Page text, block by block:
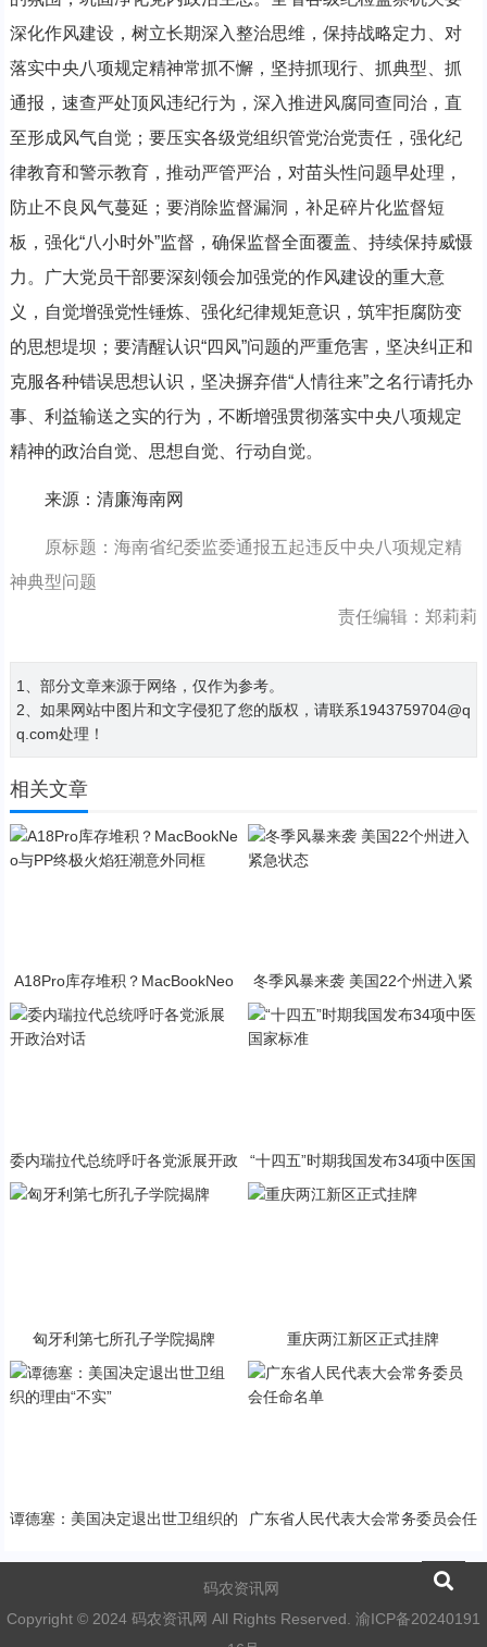
深化作风建设，树立长期深入整治思维，保持战略定力、对
落实中央八项规定精神常抓不懈，坚持抓现行、抓典型、抓
通报，速查严处顶风违纪行为，深入推进风腐同查同治，直
至形成风气自觉；要压实各级党组织管党治党责任，强化纪
律教育和警示教育，推动严管严治，对苗头性问题早处理，
防止不良风气蔓延；要消除监督漏洞，补足碎片化监督短
板，强化“八小时外”监督，确保监督全面覆盖、持续保持威慑
力。广大党员干部要深刻领会加强党的作风建设的重大意
义，自觉增强党性锤炼、强化纪律规矩意识，筑牢拒腐防变
的思想堤坝；要清醒认识“四风”问题的严重危害，坚决纠正和
克服各种错误思想认识，坚决摒弃借“人情往来”之名行请托办
事、利益输送之实的行为，不断增强贯彻落实中央八项规定
精神的政治自觉、思想自觉、行动自觉。
来源：清廉海南网
原标题：海南省纪委监委通报五起违反中央八项规定精
神典型问题
责任编辑：郑莉莉
1、部分文章来源于网络，仅作为参考。
2、如果网站中图片和文字侵犯了您的版权，请联系1943759704@q
q.com处理！
相关文章
A18Pro库存堆积？MacBookNeo
与PP终极火焰狂潮意外同框
冬季风暴来袭 美国22个州进入紧
急状态
委内瑞拉代总统呼吁各党派展开政
“十四五”时期我国发布34项中医国
匈牙利第七所孔子学院揭牌 重庆两江新区正式挂牌
谭德塞：美国决定退出世卫组织的
广东省人民代表大会常务委员会任
码农资讯网
Copyright © 2024 码农资讯网 All Rights Reserved. 渝ICP备20240191